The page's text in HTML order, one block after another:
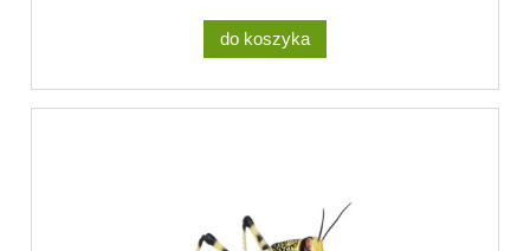
do koszyka